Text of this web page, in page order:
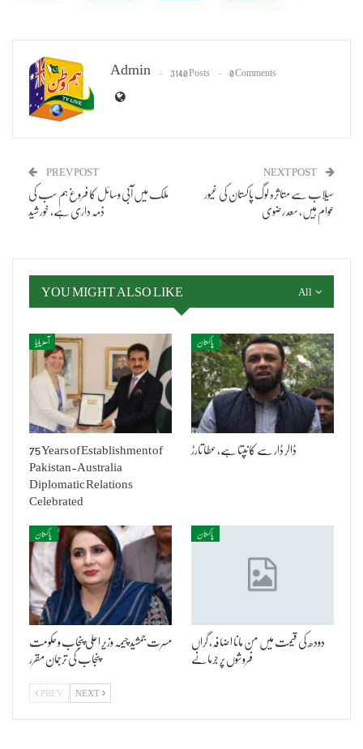
Admin 3140 Posts 0 Comments
PREV POST
ملک میں آبی وسائل کا فروغ ہم سب کی
ذمہ داری ہے، خورشید
NEXT POST
سیلاب سے متاثرہ لوگ پاکستان کی غیور
عوام ہیں، سعد رضوی
All
YOU MIGHT ALSO LIKE
آسٹریلیا
75 Years of Establishment of
Pakistan-Australia
Diplomatic Relations
Celebrated
پاکستان
ڈالر ڈار سے کانپتا ہے، عطا تارڑ
پاکستان
مسرت جمشید چیمہ وزیر اعلیٰ پنجاب و حکومت
پنجاب کی ترجمان مقرر
پاکستان
دودھ کی قیمت میں من مانا اضافہ، گراں
فروشوں پر جرمانے
PREV NEXT